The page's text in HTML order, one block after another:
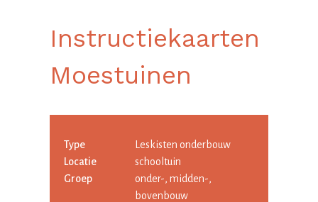
Instructiekaarten
Moestuinen
Type
Leskisten onderbouw
Locatie
schooltuin
Groep
onder-, midden-,
bovenbouw